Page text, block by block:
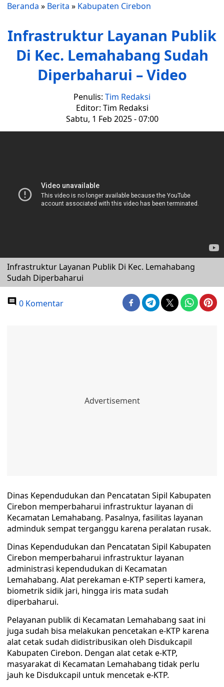
Beranda » Berita » Kabupaten Cirebon
Infrastruktur Layanan Publik
Di Kec. Lemahabang Sudah
Diperbaharui – Video
Penulis: Tim Redaksi
Editor: Tim Redaksi
Sabtu, 1 Feb 2025 - 07:00
Infrastruktur Layanan Publik Di Kec. Lemahabang
Sudah Diperbaharui
0 Komentar
Dinas Kependudukan dan Pencatatan Sipil Kabupaten
Cirebon memperbaharui infrastruktur layanan di
Kecamatan Lemahabang. Pasalnya, fasilitas layanan
adminduk sempat terganggu karena peralatan rusak.
Dinas Kependudukan dan Pencatatan Sipil Kabupaten
Cirebon memperbaharui infrastruktur layanan
administrasi kependudukan di Kecamatan
Lemahabang. Alat perekaman e-KTP seperti kamera,
biometrik sidik jari, hingga iris mata sudah
diperbaharui.
Pelayanan publik di Kecamatan Lemahabang saat ini
juga sudah bisa melakukan pencetakan e-KTP karena
alat cetak sudah didistribusikan oleh Disdukcapil
Kabupaten Cirebon. Dengan alat cetak e-KTP,
masyarakat di Kecamatan Lemahabang tidak perlu
jauh ke Disdukcapil untuk mencetak e-KTP.